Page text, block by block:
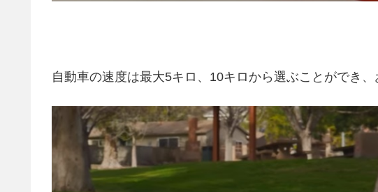
自動車の速度は最大5キロ、10キロから選ぶことができ、